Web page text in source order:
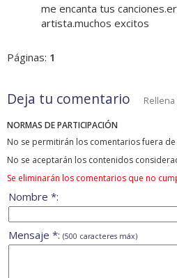
me encanta tus
artista.muchos excitos
Páginas: 1
Deja tu comentario
NORMAS DE PARTICIPACIÓN
No se permitirán los comentarios fuera
No se aceptarán los contenidos
Se eliminarán los comentarios que no
Nombre *:
Mensaje *: (500 caracteres máx)